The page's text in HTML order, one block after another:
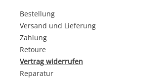
Bestellung
Versand und Lieferung
Zahlung
Retoure
Vertrag widerrufen
Reparatur